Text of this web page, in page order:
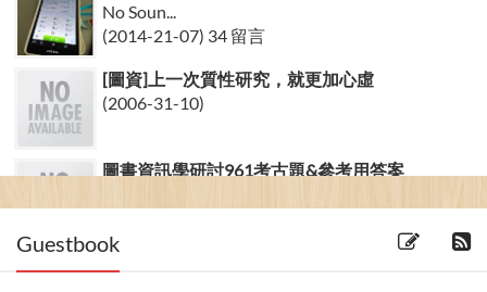
No Soun...
(2014-21-07) 34 留言
[圖資]上一次質性研究，就更加心虛
(2006-31-10)
圖書資訊學研討961考古題&參考用答案
Guestbook